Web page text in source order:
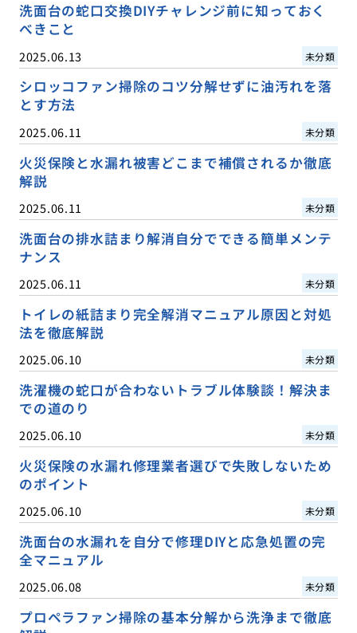
洗面台の蛇口交換DIYチャレンジ前に知っておく
べきこと
2025.06.13 未分類
シロッコファン掃除のコツ分解せずに油汚れを落
とす方法
2025.06.11 未分類
火災保険と水漏れ被害どこまで補償されるか徹底
解説
2025.06.11 未分類
洗面台の排水詰まり解消自分でできる簡単メンテ
ナンス
2025.06.11 未分類
トイレの紙詰まり完全解消マニュアル原因と対処
法を徹底解説
2025.06.10 未分類
洗濯機の蛇口が合わないトラブル体験談！解決ま
での道のり
2025.06.10 未分類
火災保険の水漏れ修理業者選びで失敗しないため
のポイント
2025.06.10 未分類
洗面台の水漏れを自分で修理DIYと応急処置の完
全マニュアル
2025.06.08 未分類
プロペラファン掃除の基本分解から洗浄まで徹底